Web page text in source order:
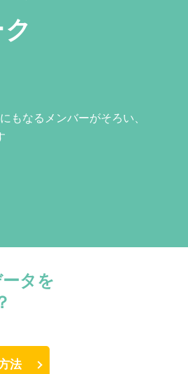
もなるメンバーがそろい、
タを
法